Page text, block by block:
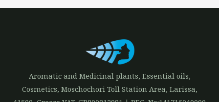
Aromatic and Medicinal plants, Essential oils,
Cosmetics, Moschochori Toll Station Area, Larissa,